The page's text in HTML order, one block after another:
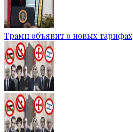
Трамп объявит о новых тарифах